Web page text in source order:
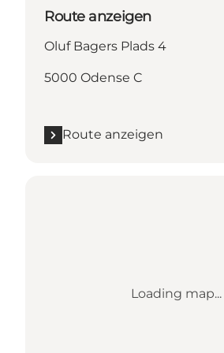
Route anzeigen
Oluf Bagers Plads 4
5000 Odense C
Route anzeigen
Loading map...